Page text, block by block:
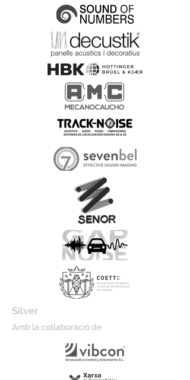
Silver
Amb la col·laboració de